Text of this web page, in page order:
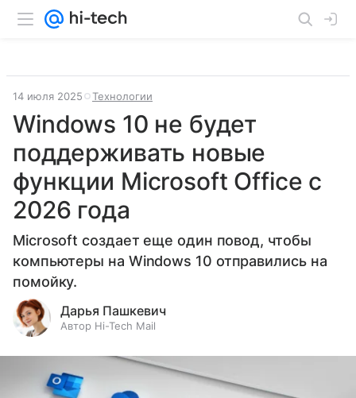
14 июля 2025 Технологии
Windows 10 не будет
поддерживать новые
функции Microsoft Office с
2026 года
Microsoft создает еще один повод, чтобы
компьютеры на Windows 10 отправились на
помойку.
Дарья Пашкевич
Автор Hi-Tech Mail